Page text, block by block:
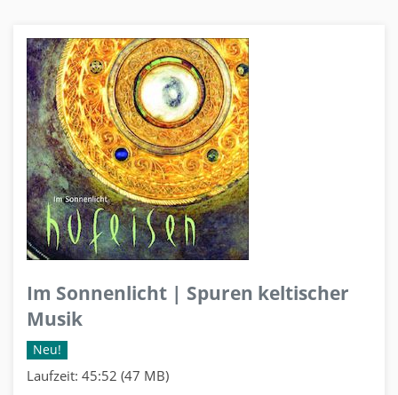
Im Sonnenlicht | Spuren keltischer
Musik
Neu!
Laufzeit: 45:52 (47 MB)